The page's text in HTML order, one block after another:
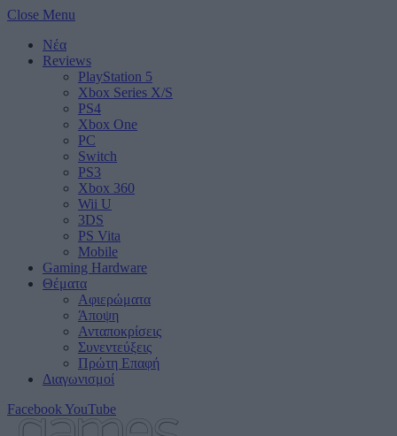
Close Menu
Νέα
Reviews
PlayStation 5
Xbox Series X/S
PS4
Xbox One
PC
Switch
PS3
Xbox 360
Wii U
3DS
PS Vita
Mobile
Gaming Hardware
Θέματα
Αφιερώματα
Άποψη
Ανταποκρίσεις
Συνεντεύξεις
Πρώτη Επαφή
Διαγωνισμοί
Facebook YouTube